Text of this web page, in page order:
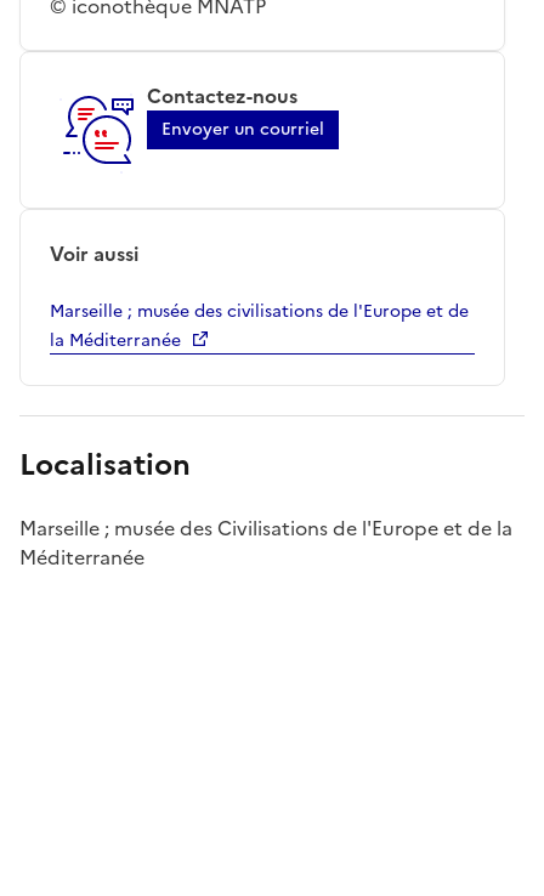
Contactez-nous
Envoyer un courriel
Voir aussi
Marseille ; musée des civilisations de l'Europe et de
la Méditerranée
Localisation
Marseille ; musée des Civilisations de l'Europe et de la
Méditerranée